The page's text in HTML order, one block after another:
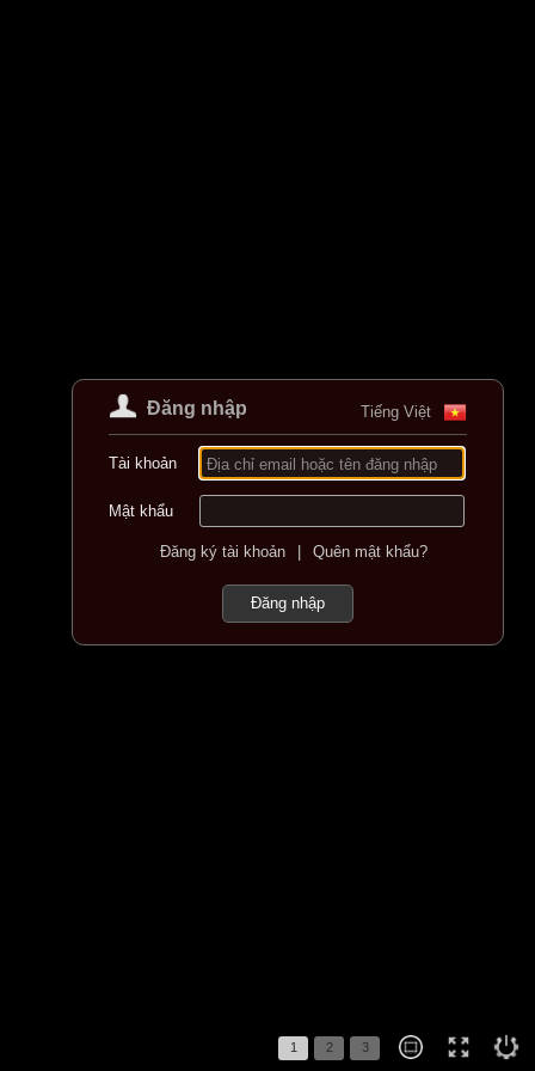
1 2 3
Đăng nhập Tiếng Việt
Tài khoản Địa chỉ email hoặc tên đăng nhập
Mật khẩu
Đăng ký tài khoản | Quên mật khẩu?